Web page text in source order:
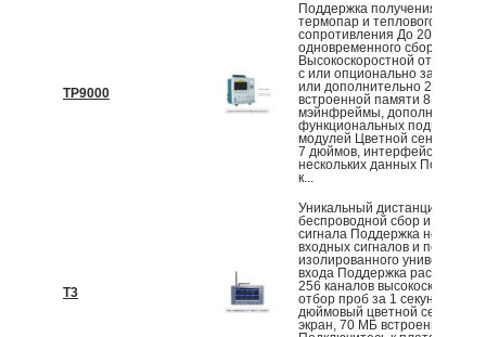
TP9000
Поддержка получения
термопар и теплового
сопротивления До 200
одновременного сбора
Высокоскоростной отбор
с или опционально за 0,1 с
или дополнительно 2 ГБ
встроенной памяти 8-
мэйнфреймы,
функциональных
модулей Цветной сенсорный
7 дюймов, интерфейс
нескольких данных
к...
T3
Уникальный дистанционный
беспроводной сбор и
сигнала Поддержка
входных сигналов и
изолированного
входа Поддержка расширена
256 каналов
отбор проб за 1 секунду 7-
дюймовый цветной
экран, 70 МБ встроенной